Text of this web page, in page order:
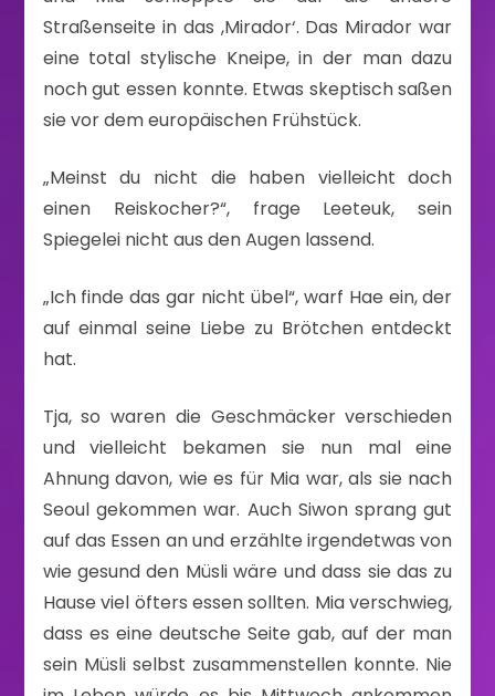
Straßenseite in das ,Mirador‘. Das Mirador war
eine total stylische Kneipe, in der man dazu
noch gut essen konnte. Etwas skeptisch saßen
sie vor dem europäischen Frühstück.
„Meinst du nicht die haben vielleicht doch
einen Reiskocher?“, frage Leeteuk, sein
Spiegelei nicht aus den Augen lassend.
„Ich finde das gar nicht übel“, warf Hae ein, der
auf einmal seine Liebe zu Brötchen entdeckt
hat.
Tja, so waren die Geschmäcker verschieden
und vielleicht bekamen sie nun mal eine
Ahnung davon, wie es für Mia war, als sie nach
Seoul gekommen war. Auch Siwon sprang gut
auf das Essen an und erzählte irgendetwas von
wie gesund den Müsli wäre und dass sie das zu
Hause viel öfters essen sollten. Mia verschwieg,
dass es eine deutsche Seite gab, auf der man
sein Müsli selbst zusammenstellen konnte. Nie